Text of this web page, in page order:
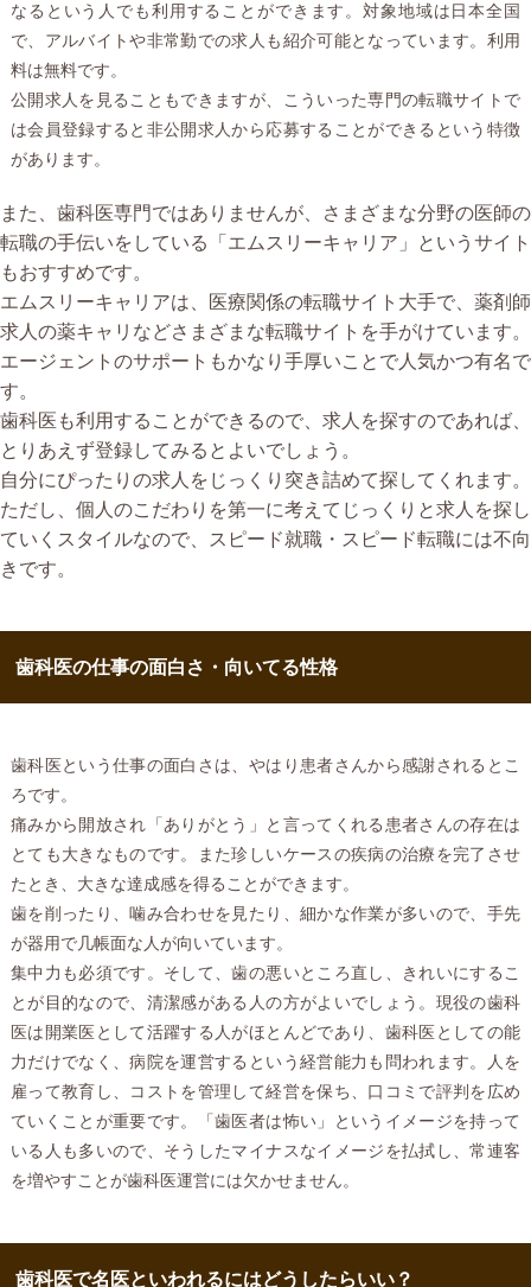
なるという人でも利用することができます。対象地域は日本全国
で、アルバイトや非常勤での求人も紹介可能となっています。利用
料は無料です。
公開求人を見ることもできますが、こういった専門の転職サイトで
は会員登録すると非公開求人から応募することができるという特徴
があります。
また、歯科医専門ではありませんが、さまざまな分野の医師の
転職の手伝いをしている「エムスリーキャリア」というサイト
もおすすめです。
エムスリーキャリアは、医療関係の転職サイト大手で、薬剤師
求人の薬キャリなどさまざまな転職サイトを手がけています。
エージェントのサポートもかなり手厚いことで人気かつ有名で
す。
歯科医も利用することができるので、求人を探すのであれば、
とりあえず登録してみるとよいでしょう。
自分にぴったりの求人をじっくり突き詰めて探してくれます。
ただし、個人のこだわりを第一に考えてじっくりと求人を探し
ていくスタイルなので、スピード就職・スピード転職には不向
きです。
歯科医の仕事の面白さ・向いてる性格
歯科医という仕事の面白さは、やはり患者さんから感謝されるとこ
ろです。
痛みから開放され「ありがとう」と言ってくれる患者さんの存在は
とても大きなものです。また珍しいケースの疾病の治療を完了させ
たとき、大きな達成感を得ることができます。
歯を削ったり、噛み合わせを見たり、細かな作業が多いので、手先
が器用で几帳面な人が向いています。
集中力も必須です。そして、歯の悪いところ直し、きれいにするこ
とが目的なので、清潔感がある人の方がよいでしょう。現役の歯科
医は開業医として活躍する人がほとんどであり、歯科医としての能
力だけでなく、病院を運営するという経営能力も問われます。人を
雇って教育し、コストを管理して経営を保ち、口コミで評判を広め
ていくことが重要です。「歯医者は怖い」というイメージを持って
いる人も多いので、そうしたマイナスなイメージを払拭し、常連客
を増やすことが歯科医運営には欠かせません。
歯科医で名医といわれるにはどうしたらいい？